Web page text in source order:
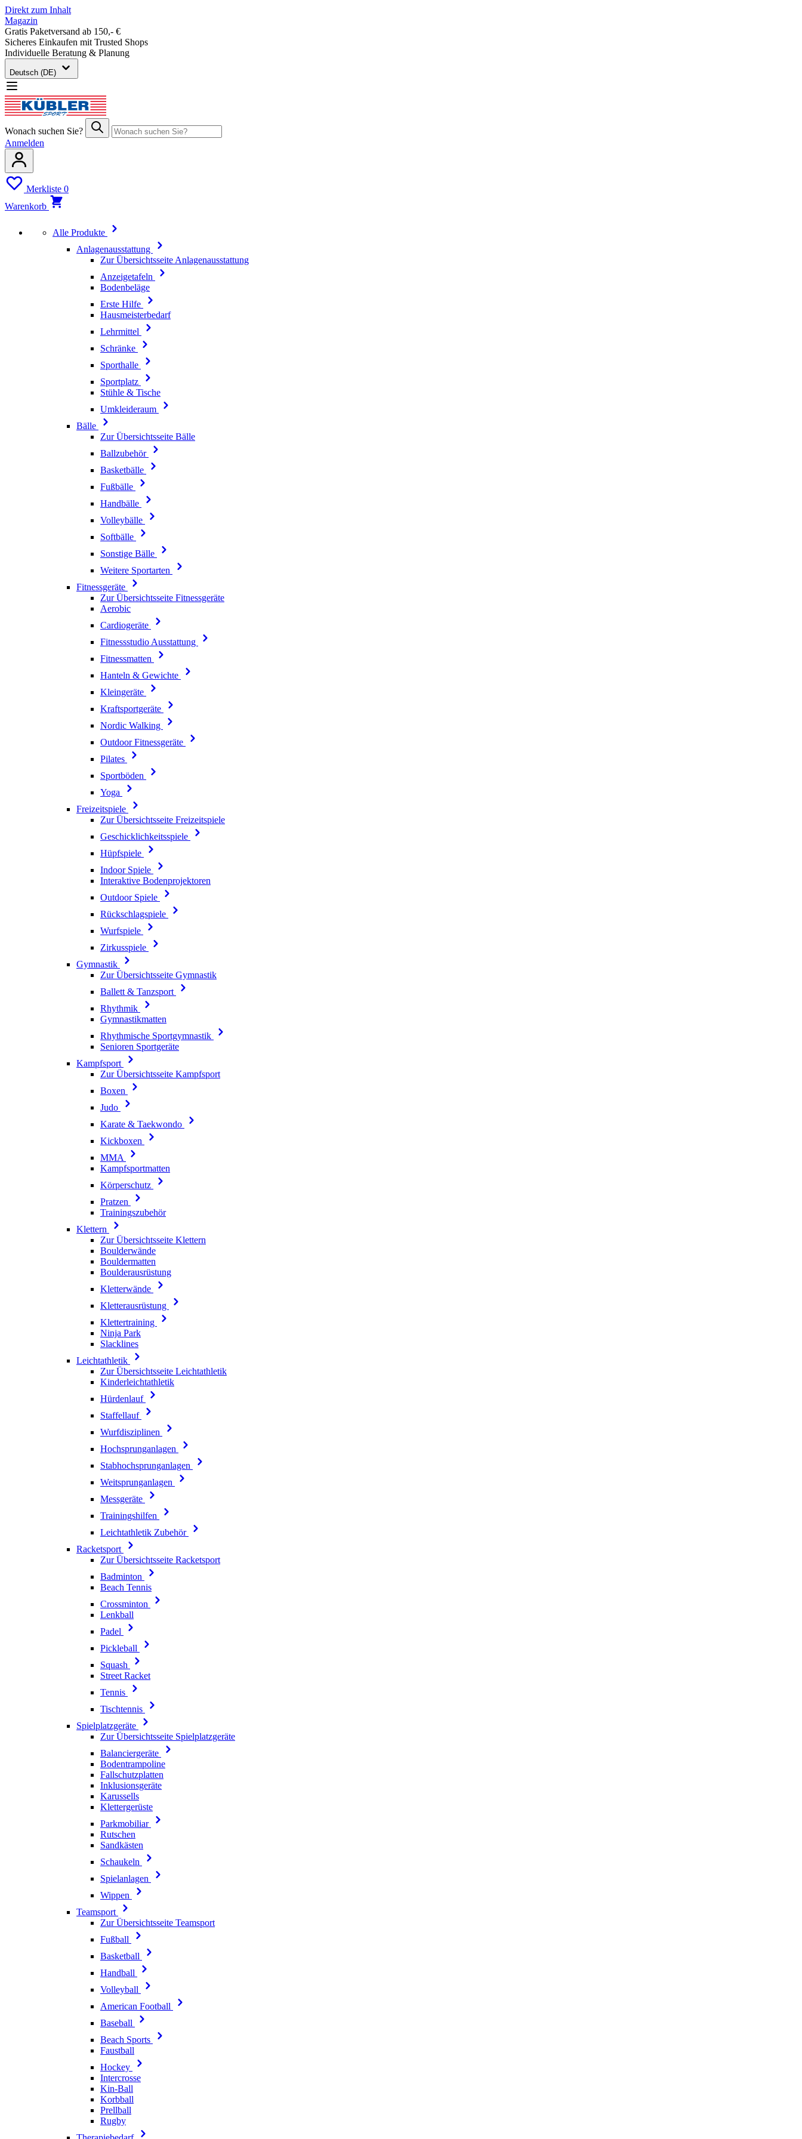
Direkt zum Inhalt
Magazin
Gratis Paketversand ab 150,- €
Sicheres Einkaufen mit Trusted Shops
Individuelle Beratung & Planung
Deutsch (DE)
Wonach suchen Sie?
Anmelden
Merkliste 0
Warenkorb
Alle Produkte
Anlagenausstattung
Zur Übersichtsseite Anlagenausstattung
Anzeigetafeln
Bodenbeläge
Erste Hilfe
Hausmeisterbedarf
Lehrmittel
Schränke
Sporthalle
Sportplatz
Stühle & Tische
Umkleideraum
Bälle
Zur Übersichtsseite Bälle
Ballzubehör
Basketbälle
Fußbälle
Handbälle
Volleybälle
Softbälle
Sonstige Bälle
Weitere Sportarten
Fitnessgeräte
Zur Übersichtsseite Fitnessgeräte
Aerobic
Cardiogeräte
Fitnessstudio Ausstattung
Fitnessmatten
Hanteln & Gewichte
Kleingeräte
Kraftsportgeräte
Nordic Walking
Outdoor Fitnessgeräte
Pilates
Sportböden
Yoga
Freizeitspiele
Zur Übersichtsseite Freizeitspiele
Geschicklichkeitsspiele
Hüpfspiele
Indoor Spiele
Interaktive Bodenprojektoren
Outdoor Spiele
Rückschlagspiele
Wurfspiele
Zirkusspiele
Gymnastik
Zur Übersichtsseite Gymnastik
Ballett & Tanzsport
Rhythmik
Gymnastikmatten
Rhythmische Sportgymnastik
Senioren Sportgeräte
Kampfsport
Zur Übersichtsseite Kampfsport
Boxen
Judo
Karate & Taekwondo
Kickboxen
MMA
Kampfsportmatten
Körperschutz
Pratzen
Trainingszubehör
Klettern
Zur Übersichtsseite Klettern
Boulderwände
Bouldermatten
Boulderausrüstung
Kletterwände
Kletterausrüstung
Klettertraining
Ninja Park
Slacklines
Leichtathletik
Zur Übersichtsseite Leichtathletik
Kinderleichtathletik
Hürdenlauf
Staffellauf
Wurfdisziplinen
Hochsprunganlagen
Stabhochsprunganlagen
Weitsprunganlagen
Messgeräte
Trainingshilfen
Leichtathletik Zubehör
Racketsport
Zur Übersichtsseite Racketsport
Badminton
Beach Tennis
Crossminton
Lenkball
Padel
Pickleball
Squash
Street Racket
Tennis
Tischtennis
Spielplatzgeräte
Zur Übersichtsseite Spielplatzgeräte
Balanciergeräte
Bodentrampoline
Fallschutzplatten
Inklusionsgeräte
Karussells
Klettergerüste
Parkmobiliar
Rutschen
Sandkästen
Schaukeln
Spielanlagen
Wippen
Teamsport
Zur Übersichtsseite Teamsport
Fußball
Basketball
Handball
Volleyball
American Football
Baseball
Beach Sports
Faustball
Hockey
Intercrosse
Kin-Ball
Korbball
Prellball
Rugby